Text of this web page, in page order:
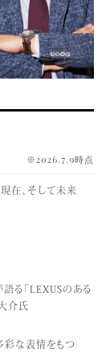
※2026.7.9時点
在、そして未来
る「LEXUSのある
介氏
多彩な表情をもつ